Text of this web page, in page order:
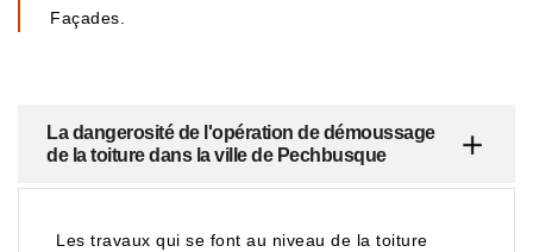
Façades.
La dangerosité de l'opération de démoussage
de la toiture dans la ville de Pechbusque
Les travaux qui se font au niveau de la toiture